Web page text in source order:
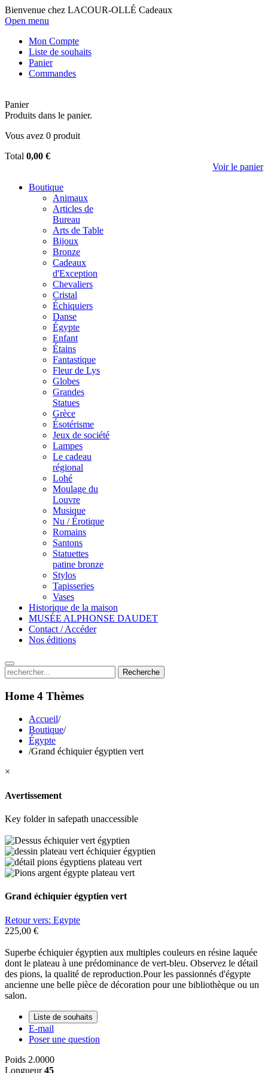
Bienvenue chez LACOUR-OLLÉ Cadeaux
Open menu
Mon Compte
Liste de souhaits
Panier
Commandes
Panier
Produits dans le panier.
Vous avez 0 produit
Total 0,00 €
Voir le panier
Boutique
Animaux
Articles de
Bureau
Arts de Table
Bijoux
Bronze
Cadeaux
d'Exception
Chevaliers
Cristal
Échiquiers
Danse
Égypte
Enfant
Étains
Fantastique
Fleur de Lys
Globes
Grandes
Statues
Grèce
Ésotérisme
Jeux de société
Lampes
Le cadeau
régional
Lohé
Moulage du
Louvre
Musique
Nu / Érotique
Romains
Santons
Statuettes
patine bronze
Stylos
Tapisseries
Vases
Historique de la maison
MUSÉE ALPHONSE DAUDET
Contact / Accéder
Nos éditions
Recherche
Home 4 Thèmes
Accueil/
Boutique/
Égypte
/Grand échiquier égyptien vert
×
Avertissement
Key folder in safepath unaccessible
Grand échiquier égyptien vert
Retour vers: Egypte
225,00 €
Superbe échiquier égyptien aux multiples couleurs en résine laquée
dont le plateau à une prédominance de vert-bleu. Observez le détail
des pions, la qualité de reproduction.Pour les passionnés d'égypte
ancienne une belle pièce de décoration pour une bibliothèque ou un
salon.
Liste de souhaits
E-mail
Poser une question
Poids 2.0000
Longueur45